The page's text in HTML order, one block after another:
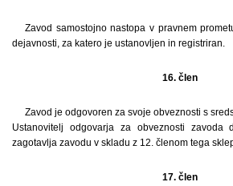
Zavod samostojno nastopa v pravnem
dejavnosti, za katero je ustanovljen in registriran.
16. člen
Zavod je odgovoren za svoje obveznosti s
Ustanovitelj odgovarja za obveznosti
zagotavlja zavodu v skladu z 12. členom tega
17. člen